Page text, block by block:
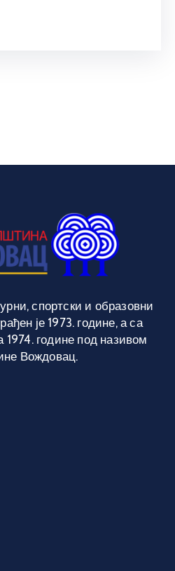
спортски и образовни
је 1973. године, а са
1974. године под називом
Вождовац.